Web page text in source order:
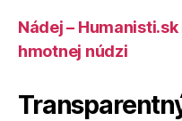
Nádej – Humanisti.sk
hmotnej núdzi